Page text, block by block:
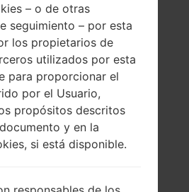
– o de otras
seguimiento – por esta
los propietarios de
utilizados por esta
para proporcionar el
por el Usuario,
propósitos descritos
y en la
si está disponible.